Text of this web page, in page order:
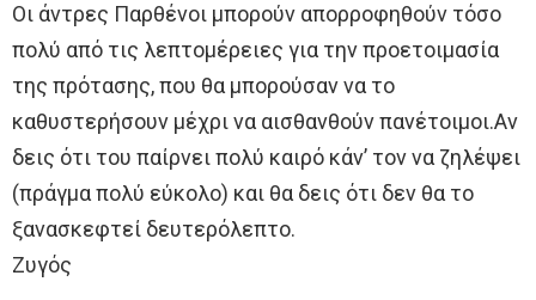
Οι άντρες Παρθένοι μπορούν απορροφηθούν τόσο
πολύ από τις λεπτομέρειες για την προετοιμασία
της πρότασης, που θα μπορούσαν να το
καθυστερήσουν μέχρι να αισθανθούν πανέτοιμοι.Αν
δεις ότι του παίρνει πολύ καιρό κάν’ τον να ζηλέψει
(πράγμα πολύ εύκολο) και θα δεις ότι δεν θα το
ξανασκεφτεί δευτερόλεπτο.
Ζυγός